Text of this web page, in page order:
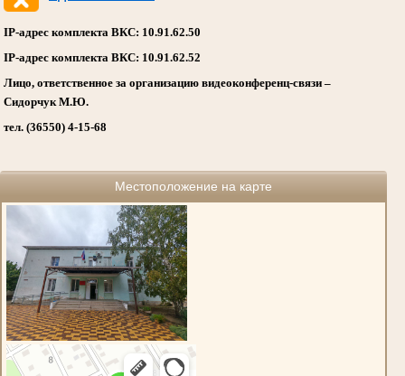
IP-адрес комплекта ВКС: 10.91.62.50
IP-адрес комплекта ВКС: 10.91.62.52
Лицо, ответственное за организацию видеоконференц-связи –
Сидорчук М.Ю.
тел. (36550) 4-15-68
Местоположение на карте